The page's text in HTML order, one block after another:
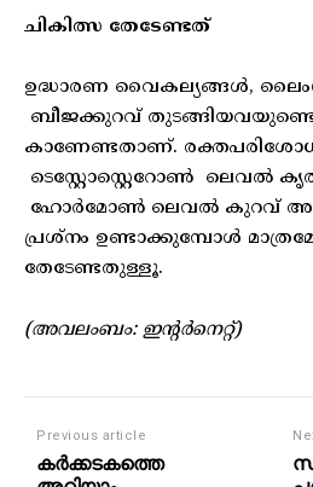
ചികിത്സ തേടേണ്ടത്
ഉദ്ധാരണ വൈകല്യങ്ങൾ,
ബീജക്കുറവ്
കാണേണ്ടതാണ്.
ടെസ്റ്റോസ്റ്റെറോൺ ലെവൽ
ഹോർമോൺ ലെവൽ കുറവ്
പ്രശ്നം ഉണ്ടാക്കുമ്പോൾ
തേടേണ്ടതുള്ളൂ.
(അവലംബം: ഇന്റർനെറ്റ്)
Previous article
കർക്കടകത്തെ